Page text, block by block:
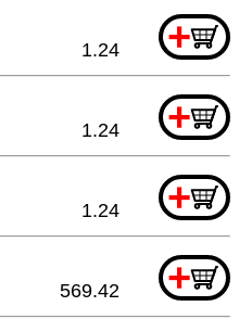
+
1.24
+
1.24
+
1.24
+
569.42